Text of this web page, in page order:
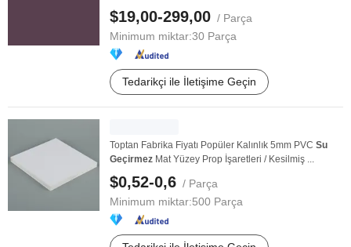
$19,00-299,00 / Parça
Minimum miktar:30 Parça
Tedarikçi ile İletişime Geçin
Toptan Fabrika Fiyatı Popüler Kalınlık 5mm PVC Su
Geçirmez Mat Yüzey Prop İşaretleri / Kesilmiş ...
$0,52-0,6 / Parça
Minimum miktar:500 Parça